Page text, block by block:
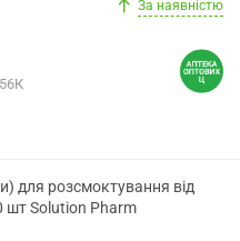
За наявністю
для розсмоктування від
шт Solution Pharm